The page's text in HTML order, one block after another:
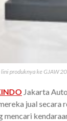
produknya ke GJAW
Jakarta
jual
mencari